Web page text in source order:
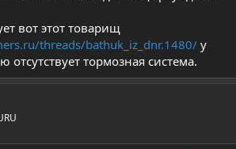
вот этот товарищ
threads/bathuk_iz_dnr.1480/ у
отсутствует тормозная система.